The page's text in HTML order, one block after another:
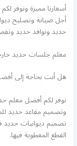
أسعارنا مميزة ونوفر
أجل صيانة وتصليح
حديد ونوافذ حديد
معلم جلسات حديد
هل أنت بحاجة إلى
نوفر لكم أفضل معلم
وتصميم مقاعد حديد
تصميم ديوانيات حديد
القطع المعطوبة فيها.